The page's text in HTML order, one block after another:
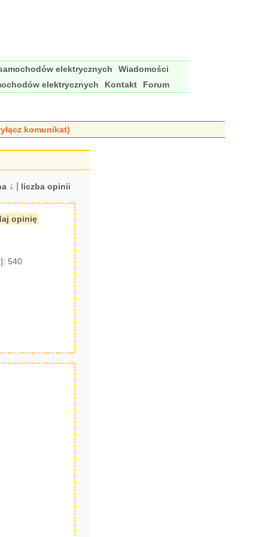
elektrycznych
Wiadomości
elektrycznych Kontakt Forum
komunikat)
↓ | liczba opinii
opinię
540